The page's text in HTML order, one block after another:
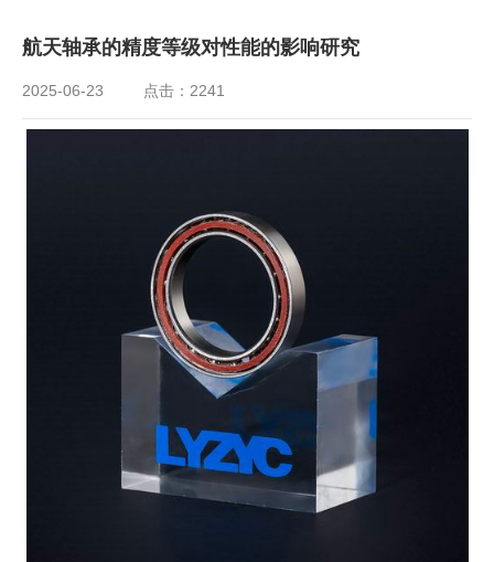
联系我们
航天轴承的精度等级对性能的影响研究
2025-06-23 点击：2241